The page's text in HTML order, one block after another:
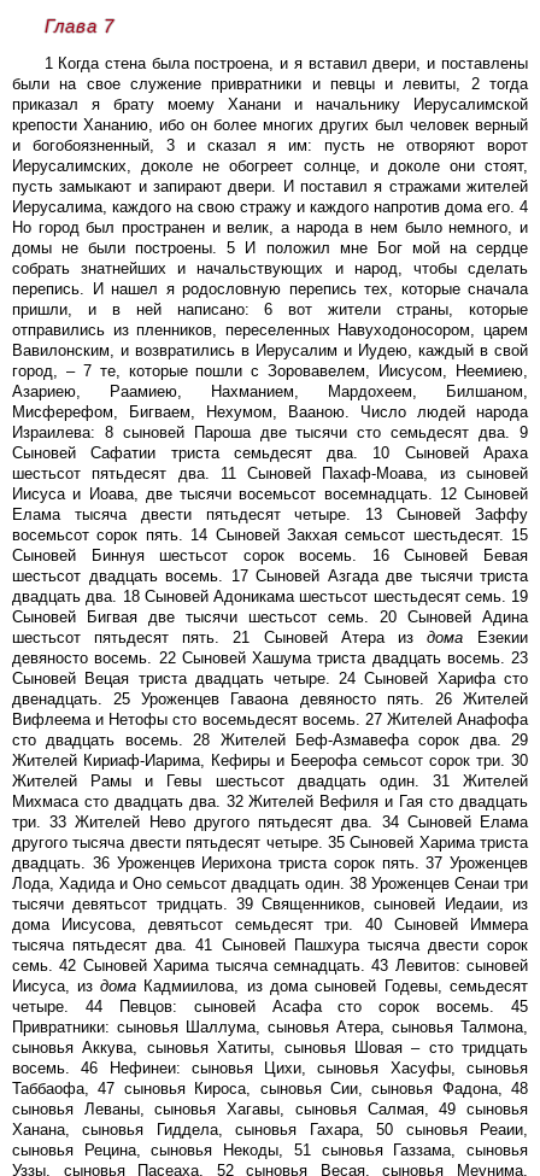
Глава 7
1 Когда стена была построена, и я вставил двери, и поставлены
были на свое служение привратники и певцы и левиты, 2 тогда
приказал я брату моему Ханани и начальнику Иерусалимской
крепости Хананию, ибо он более многих других был человек верный
и богобоязненный, 3 и сказал я им: пусть не отворяют ворот
Иерусалимских, доколе не обогреет солнце, и доколе они стоят,
пусть замыкают и запирают двери. И поставил я стражами жителей
Иерусалима, каждого на свою стражу и каждого напротив дома его. 4
Но город был пространен и велик, а народа в нем было немного, и
домы не были построены. 5 И положил мне Бог мой на сердце
собрать знатнейших и начальствующих и народ, чтобы сделать
перепись. И нашел я родословную перепись тех, которые сначала
пришли, и в ней написано: 6 вот жители страны, которые
отправились из пленников, переселенных Навуходоносором, царем
Вавилонским, и возвратились в Иерусалим и Иудею, каждый в свой
город, – 7 те, которые пошли с Зоровавелем, Иисусом, Неемиею,
Азариею, Раамиею, Нахманием, Мардохеем, Билшаном,
Мисферефом, Бигваем, Нехумом, Вааною. Число людей народа
Израилева: 8 сыновей Пароша две тысячи сто семьдесят два. 9
Сыновей Сафатии триста семьдесят два. 10 Сыновей Араха
шестьсот пятьдесят два. 11 Сыновей Пахаф-Моава, из сыновей
Иисуса и Иоава, две тысячи восемьсот восемнадцать. 12 Сыновей
Елама тысяча двести пятьдесят четыре. 13 Сыновей Заффу
восемьсот сорок пять. 14 Сыновей Закхая семьсот шестьдесят. 15
Сыновей Биннуя шестьсот сорок восемь. 16 Сыновей Бевая
шестьсот двадцать восемь. 17 Сыновей Азгада две тысячи триста
двадцать два. 18 Сыновей Адоникама шестьсот шестьдесят семь. 19
Сыновей Бигвая две тысячи шестьсот семь. 20 Сыновей Адина
шестьсот пятьдесят пять. 21 Сыновей Атера из дома Езекии
девяносто восемь. 22 Сыновей Хашума триста двадцать восемь. 23
Сыновей Вецая триста двадцать четыре. 24 Сыновей Харифа сто
двенадцать. 25 Уроженцев Гаваона девяносто пять. 26 Жителей
Вифлеема и Нетофы сто восемьдесят восемь. 27 Жителей Анафофа
сто двадцать восемь. 28 Жителей Беф-Азмавефа сорок два. 29
Жителей Кириаф-Иарима, Кефиры и Беерофа семьсот сорок три. 30
Жителей Рамы и Гевы шестьсот двадцать один. 31 Жителей
Михмаса сто двадцать два. 32 Жителей Вефиля и Гая сто двадцать
три. 33 Жителей Нево другого пятьдесят два. 34 Сыновей Елама
другого тысяча двести пятьдесят четыре. 35 Сыновей Харима триста
двадцать. 36 Уроженцев Иерихона триста сорок пять. 37 Уроженцев
Лода, Хадида и Оно семьсот двадцать один. 38 Уроженцев Сенаи три
тысячи девятьсот тридцать. 39 Священников, сыновей Иедаии, из
дома Иисусова, девятьсот семьдесят три. 40 Сыновей Иммера
тысяча пятьдесят два. 41 Сыновей Пашхура тысяча двести сорок
семь. 42 Сыновей Харима тысяча семнадцать. 43 Левитов: сыновей
Иисуса, из дома Кадмиилова, из дома сыновей Годевы, семьдесят
четыре. 44 Певцов: сыновей Асафа сто сорок восемь. 45
Привратники: сыновья Шаллума, сыновья Атера, сыновья Талмона,
сыновья Аккува, сыновья Хатиты, сыновья Шовая – сто тридцать
восемь. 46 Нефинеи: сыновья Цихи, сыновья Хасуфы, сыновья
Таббаофа, 47 сыновья Кироса, сыновья Сии, сыновья Фадона, 48
сыновья Леваны, сыновья Хагавы, сыновья Салмая, 49 сыновья
Ханана, сыновья Гиддела, сыновья Гахара, 50 сыновья Реаии,
сыновья Рецина, сыновья Некоды, 51 сыновья Газзама, сыновья
Уззы, сыновья Пасеаха, 52 сыновья Весая, сыновья Меунима,